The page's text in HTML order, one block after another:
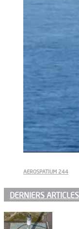
AEROSPATIUM 244
DERNIERS ARTICLES